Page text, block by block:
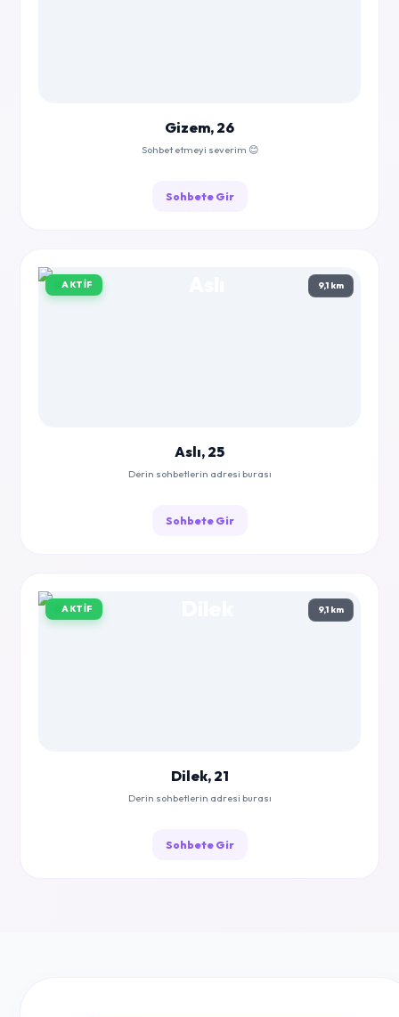
Gizem, 26
Sohbet etmeyi severim 😊
Sohbete Gir
AKTIF 9,1 km
Aslı, 25
Derin sohbetlerin adresi burası
Sohbete Gir
AKTIF 9,1 km
Dilek, 21
Derin sohbetlerin adresi burası
Sohbete Gir